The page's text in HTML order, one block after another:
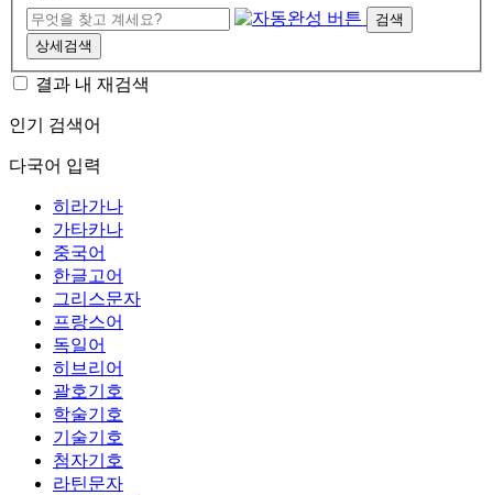
검색
상세검색
결과 내 재검색
인기 검색어
다국어 입력
히라가나
가타카나
중국어
한글고어
그리스문자
프랑스어
독일어
히브리어
괄호기호
학술기호
기술기호
첨자기호
라틴문자